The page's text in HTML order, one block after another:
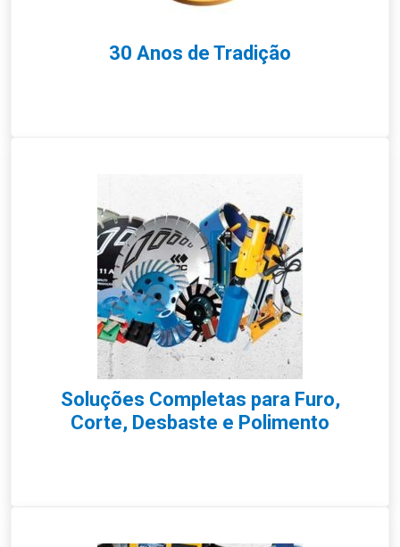
30 Anos de Tradição
Soluções Completas para Furo,
Corte, Desbaste e Polimento